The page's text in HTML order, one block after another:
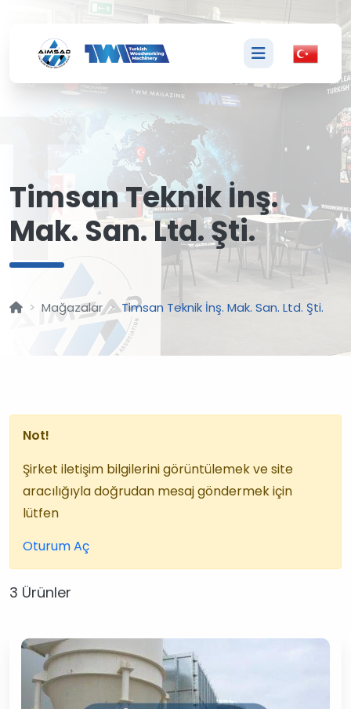
Timsan Teknik İnş.
Mak. San. Ltd. Şti.
Mağazalar Timsan Teknik İnş. Mak. San. Ltd. Şti.
Not!
Şirket iletişim bilgilerini görüntülemek ve site
aracılığıyla doğrudan mesaj göndermek için
lütfen
Oturum Aç
3 Ürünler